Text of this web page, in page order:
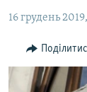
основної
навігації
Перейти
до
пошуку
БЛОГИ
ПОГЛЯД
ІНТЕРВ'Ю
16 грудень